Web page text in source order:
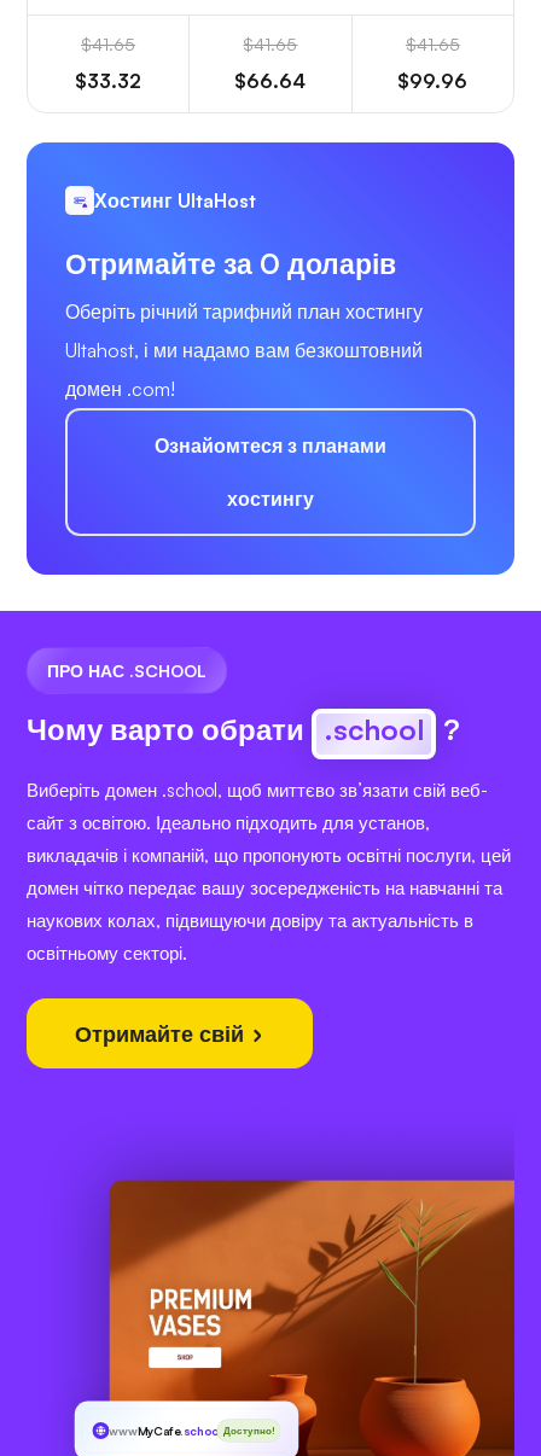
$41.65
$33.32
$41.65
$66.64
$41.65
$99.96
Хостинг UltaHost
Отримайте за 0 доларів
Оберіть річний тарифний план хостингу
Ultahost, і ми надамо вам безкоштовний
домен .com!
Ознайомтеся з планами
хостингу
ПРО НАС .SCHOOL
Чому варто обрати .school ?
Виберіть домен .school, щоб миттєво зв’язати свій веб-
сайт з освітою. Ідеально підходить для установ,
викладачів і компаній, що пропонують освітні послуги, цей
домен чітко передає вашу зосередженість на навчанні та
наукових колах, підвищуючи довіру та актуальність в
освітньому секторі.
Отримайте свій
wwwMyCafe.school Доступно!